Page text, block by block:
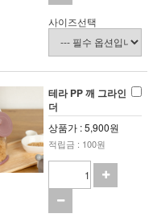
사이즈선택
테라 PP 깨 그라인
더
상품가 : 5,900원
적립금 : 100원